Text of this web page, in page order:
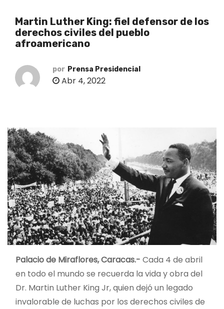
Martin Luther King: fiel defensor de los
derechos civiles del pueblo
afroamericano
por Prensa Presidencial
Abr 4, 2022
Palacio de Miraflores, Caracas.- Cada 4 de abril
en todo el mundo se recuerda la vida y obra del
Dr. Martin Luther King Jr, quien dejó un legado
invalorable de luchas por los derechos civiles de